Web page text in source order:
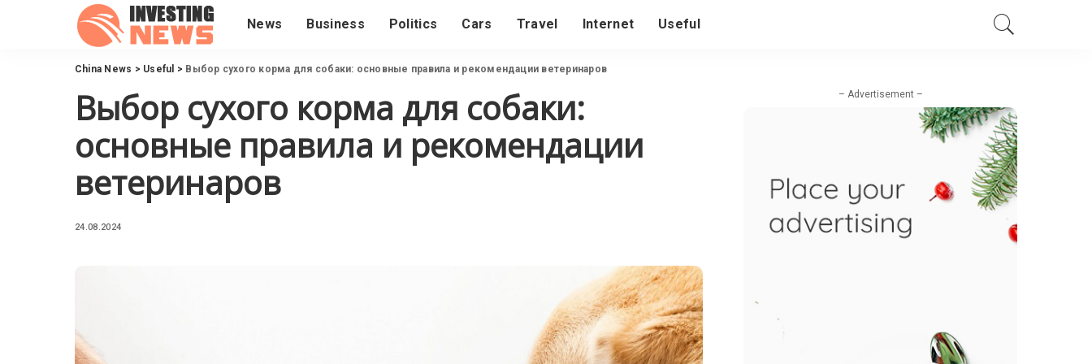
News Business Politics Cars Travel Internet Useful
China News > Useful > Выбор сухого корма для собаки: основные правила и рекомендации ветеринаров
Выбор сухого корма для собаки:
основные правила и рекомендации
ветеринаров
24.08.2024
– Advertisement –